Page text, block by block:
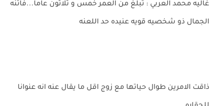
غاليه محمد العربي : تبلغ من العمر خمس و ثلاثون عاما...فاتنه
الجمال ذو شخصيه قويه عنيده حد اللعنه
ذاقت الامرين طوال حياتها مع زوج اقل ما يقال عنه انه عنوانا